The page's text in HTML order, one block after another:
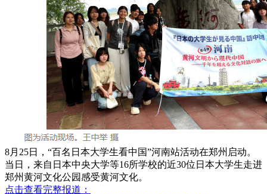
8月25日，“百名日本大学生看中国”河南站活动在郑州启动。
当日，来自日本中央大学等16所学校的近30位日本大学生走进
郑州黄河文化公园感受黄河文化。
点击查看完整报道：